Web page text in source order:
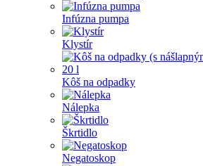
Infúzna pumpa
Klystír
Kôš na odpadky
Nálepka
Škrtidlo
Negatoskop